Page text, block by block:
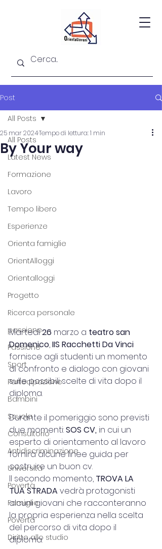
Post
All Posts
Latest News
Formazione
Lavoro
Tempo libero
Esperienze
Orienta famiglie
OrientAlloggi
Orientalloggi
Progetto
Ricerca personale
passione
Passione
Sport
Partecipazione
Bambini
Scuola
Consultorio
Antidiscriminazione
Università
Povertà
Famiglie
Povertà
Diritto allo studio
All Posts
By Your way
25 mar 2024Tempo di lettura: 1 min
Martedì 26 marzo a teatro san
Domenico, IIS Racchetti Da Vinci
fornisce agli studenti un momento
di confronto e dialogo con giovani
sulle possibili scelte di vita dopo il
diploma.
Durante il pomeriggio sono previsti
due momenti: SOS CV, in cui un
esperto di orientamento al lavoro
fornirà alcune linee guida per
costruire un buon cv.
Il secondo momento, TROVA LA
TUA STRADA vedrà protagonisti
alcuni giovani che racconteranno
la propria esperienza nella scelta
del percorso di vita dopo il
diploma.